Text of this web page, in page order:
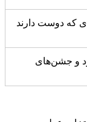
که دوست دارند
و جشن‌های